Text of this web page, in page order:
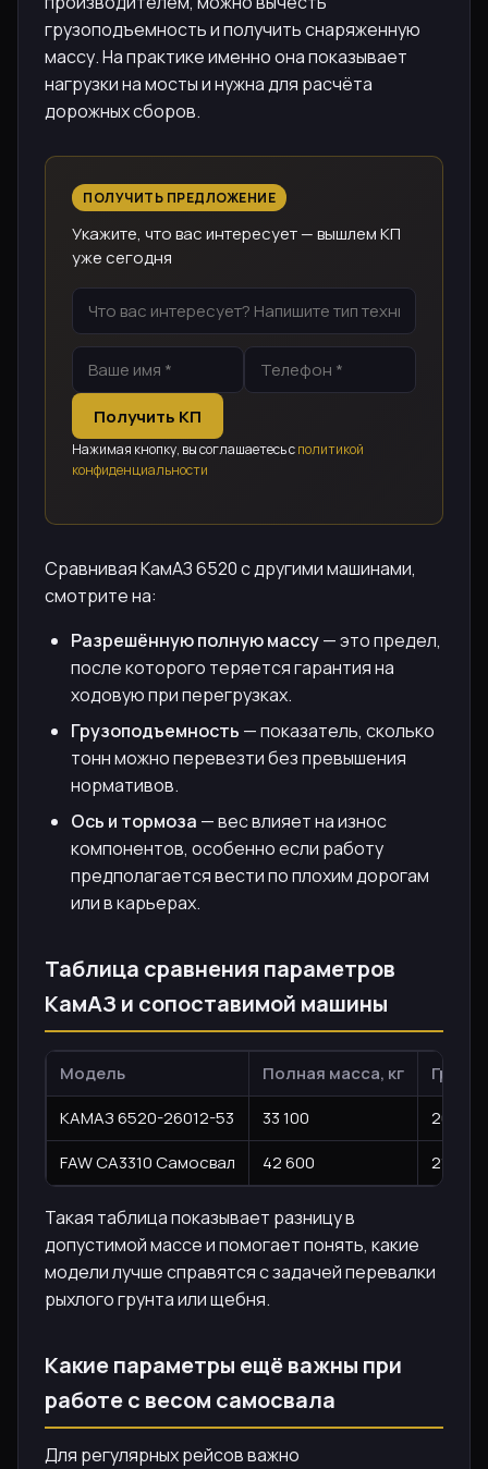
грузоподъемность и получить снаряженную
массу. На практике именно она показывает
нагрузки на мосты и нужна для расчёта
дорожных сборов.
ПОЛУЧИТЬ ПРЕДЛОЖЕНИЕ
Укажите, что вас интересует — вышлем КП
уже сегодня
Получить КП
Нажимая кнопку, вы соглашаетесь сполитикой
конфиденциальности
Сравнивая КамАЗ 6520 с другими машинами,
смотрите на:
Разрешённую полную массу— это предел,
после которого теряется гарантия на
ходовую при перегрузках.
Грузоподъемность — показатель, сколько
тонн можно перевезти без превышения
нормативов.
Ось и тормоза — вес влияет на износ
компонентов, особенно если работу
предполагается вести по плохим дорогам
или в карьерах.
Таблица сравнения параметров
КамАЗ и сопоставимой машины
Модель Полная масса, кг
КАМАЗ 6520-26012-53
33 100
20 000
FAW CA3310 Самосвал
42 600 21 940
Такая таблица показывает разницу в
допустимой массе и помогает понять, какие
модели лучше справятся с задачей перевалки
рыхлого грунта или щебня.
Какие параметры ещё важны при
работе с весом самосвала
Для регулярных рейсов важно